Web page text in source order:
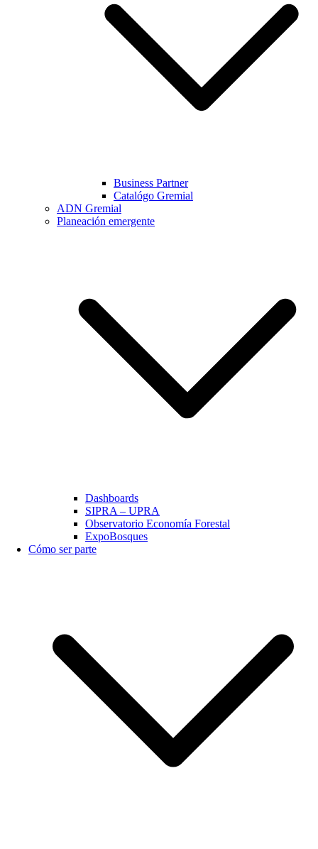
Business Partner
Catalógo Gremial
ADN Gremial
Planeación emergente
Dashboards
SIPRA – UPRA
Observatorio Economía Forestal
ExpoBosques
Cómo ser parte